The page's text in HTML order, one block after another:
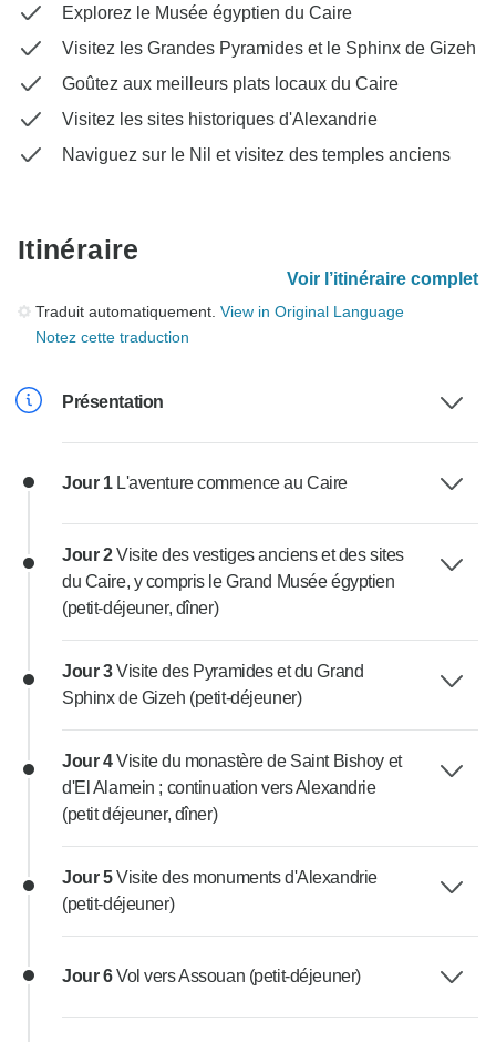
Explorez le Musée égyptien du Caire
Visitez les Grandes Pyramides et le Sphinx de Gizeh
Goûtez aux meilleurs plats locaux du Caire
Visitez les sites historiques d'Alexandrie
Naviguez sur le Nil et visitez des temples anciens
Itinéraire
Voir l’itinéraire complet
Traduit automatiquement. View in Original Language
Notez cette traduction
Présentation
Jour 1 L'aventure commence au Caire
Jour 2Visite des vestiges anciens et des sites
du Caire, y compris le Grand Musée égyptien
(petit-déjeuner, dîner)
Jour 3Visite des Pyramides et du Grand
Sphinx de Gizeh (petit-déjeuner)
Jour 4Visite du monastère de Saint Bishoy et
d'El Alamein ; continuation vers Alexandrie
(petit déjeuner, dîner)
Jour 5Visite des monuments d'Alexandrie
(petit-déjeuner)
Jour 6Vol vers Assouan (petit-déjeuner)